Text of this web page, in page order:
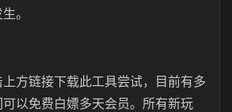
。
方链接下载此工具尝试，目前有多
以免费白嫖多天会员。所有新玩